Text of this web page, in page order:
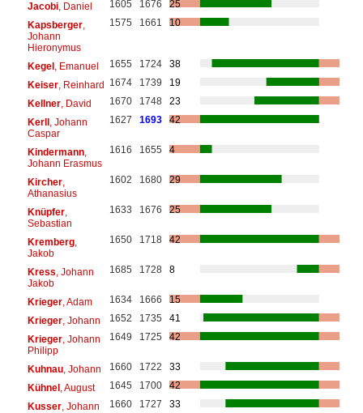
Jacobi, Daniel 1605 1676
25
Kapsberger,
Johann
Hieronymus
1575 1661 10
Kegel, Emanuel 1655 1724
38
Keiser, Reinhard 1674 1739
19
Kellner, David 1670 1748
23
Kerll, Johann
Caspar
1627 1693 42
Kindermann,
Johann Erasmus
1616 1655 4
Kircher,
Athanasius
1602 1680 29
Knüpfer,
Sebastian
1633 1676 25
Kremberg,
Jakob
1650 1718 42
Kress , Johann
Jakob
1685 1728 8
Krieger, Adam 1634 1666
15
Krieger, Johann 1652 1735
41
Krieger, Johann
Philipp
1649 1725 42
Kuhnau, Johann 1660 1722
33
Kühnel, August 1645 1700
42
Kusser, Johann
1660 1727 33